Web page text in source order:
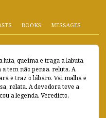
BOOKS MESSAGES
luta, queima e traga a labuta.
tem não pensa, reluta. A
e traz o lábaro. Vai malha e
relata. A devedora teve a
a legenda. Veredicto,